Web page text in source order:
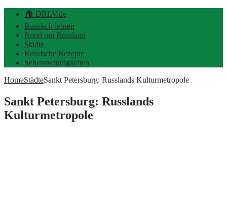
🏠 DRLV.de
Russisch lernen
Rund um Russland
Städte
Russische Rezepte
Sehenswürdigkeiten
HomeStädteSankt Petersburg: Russlands Kulturmetropole
Sankt Petersburg: Russlands
Kulturmetropole